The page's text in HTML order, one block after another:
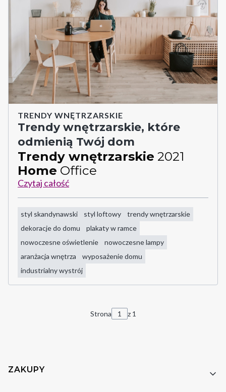
TRENDY WNĘTRZARSKIE
Trendy wnętrzarskie, które
odmienią Twój dom
Trendy wnętrzarskie 2021
Home Office
Czytaj całość
styl skandynawski styl loftowy
trendy wnętrzarskie
dekoracje do domu
plakaty w ramce
nowoczesne oświetlenie
nowoczesne lampy
aranżacja wnętrza
wyposażenie domu
industrialny wystrój
Strona z 1
Linki w stopce
ZAKUPY